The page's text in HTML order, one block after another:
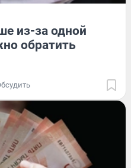
из-за одной
обратить